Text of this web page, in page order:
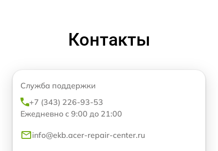
Контакты
Служба поддержки
+7 (343) 226-93-53
Ежедневно с 9:00 до 21:00
info@ekb.acer-repair-center.ru